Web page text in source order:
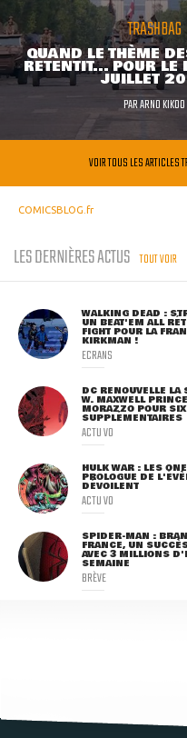
TRASHBAG
QUAND LE THÈME
RETENTIT... POUR
JUILLET
PARARNO KIKOO
VOIR TOUS LES ARTICLES
COMICSBLOG.fr
LES DERNIÈRES ACTUS TOUT VOIR
WALKING DEAD :
UN BEAT'EM ALL
FIGHT POUR LA
KIRKMAN !
ECRANS
DC RENOUVELLE
W. MAXWELL
MORAZZO POUR
SUPPLÉMENTAIRES
ACTU VO
HULK WAR : LES
PROLOGUE DE
DÉVOILENT
ACTU VO
SPIDER-MAN :
FRANCE, UN
AVEC 3 MILLIONS
SEMAINE
BRÈVE